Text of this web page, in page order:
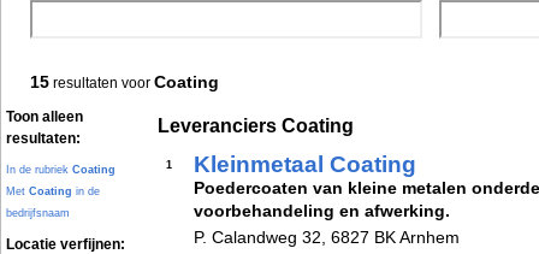
15 resultaten voor Coating
Toon alleen
resultaten:
In de rubriek Coating
Met Coating in de
bedrijfsnaam
Locatie verfijnen:
Leveranciers Coating
1 Kleinmetaal Coating
Poedercoaten van kleine metalen
voorbehandeling en afwerking.
P. Calandweg 32, 6827 BK Arnhem